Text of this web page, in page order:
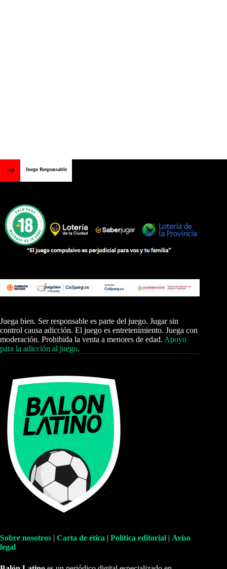
+18 Juego Responsable
Juega bien. Ser responsable es parte del juego. Jugar sin
control causa adicción. El juego es entretenimiento. Juega con
moderación. Prohibida la venta a menores de edad. Apoyo
para la adicción al juego.
Sobre nosotros | Carta de ética | Política editorial | Aviso
legal